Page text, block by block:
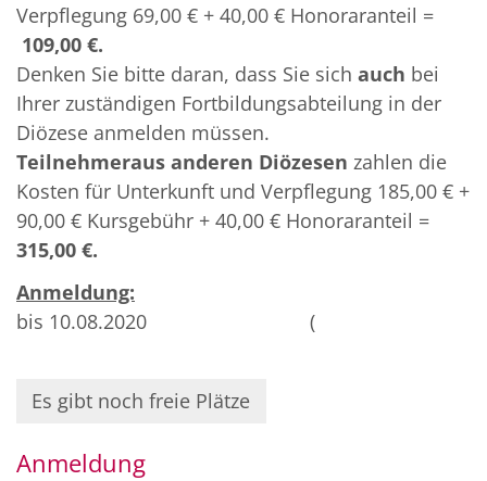
Verpflegung 69,00 € + 40,00 € Honoraranteil =
109,00 €.
Denken Sie bitte daran, dass Sie sich auch bei
Ihrer zuständigen Fortbildungsabteilung in der
Diözese anmelden müssen.
Teilnehmeraus anderen Diözesen zahlen die
Kosten für Unterkunft und Verpflegung 185,00 € +
90,00 € Kursgebühr + 40,00 € Honoraranteil =
315,00 €.
Anmeldung:
bis 10.08.2020 (
Es gibt noch freie Plätze
Anmeldung